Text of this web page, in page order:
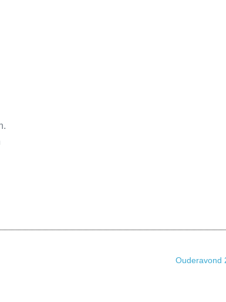
Ouderavond